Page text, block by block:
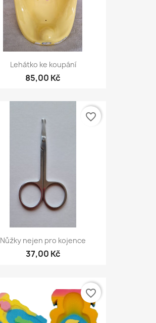
Lehátko ke koupání
85,00 Kč
Nůžky nejen pro kojence
37,00 Kč
favorite_border
favorite_border